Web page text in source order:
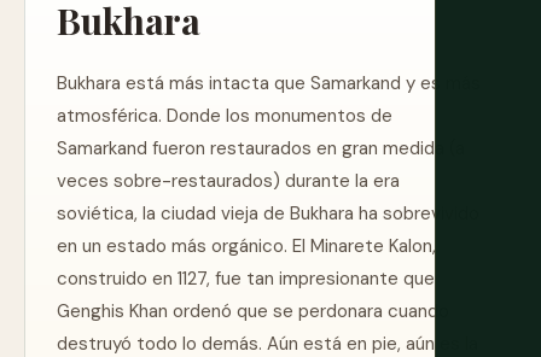
Bukhara
Bukhara está más intacta que Samarkand y es más
atmosférica. Donde los monumentos de
Samarkand fueron restaurados en gran medida (a
veces sobre-restaurados) durante la era
soviética, la ciudad vieja de Bukhara ha sobrevivido
en un estado más orgánico. El Minarete Kalon,
construido en 1127, fue tan impresionante que
Genghis Khan ordenó que se perdonara cuando
destruyó todo lo demás. Aún está en pie, aún es la